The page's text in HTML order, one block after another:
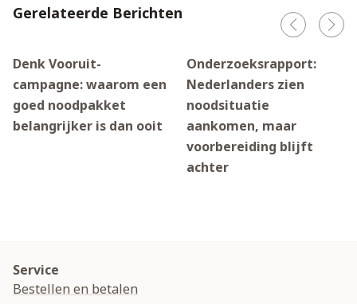
Gerelateerde Berichten
Denk Vooruit-
campagne: waarom een
goed noodpakket
belangrijker is dan ooit
Onderzoeksrapport:
Nederlanders zien
noodsituatie
aankomen, maar
voorbereiding blijft
achter
Service
Bestellen en betalen